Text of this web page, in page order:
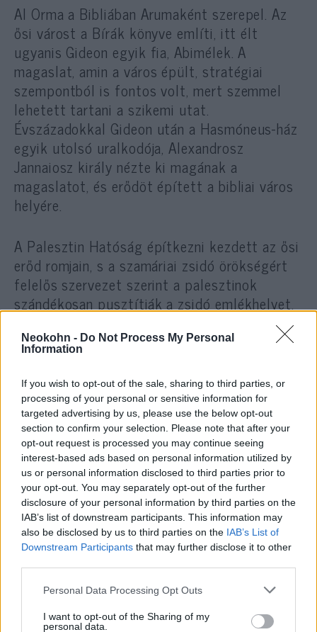
Neokohn - Do Not Process My Personal
Information
If you wish to opt-out of the sale, sharing to third parties, or
processing of your personal or sensitive information for
targeted advertising by us, please use the below opt-out
section to confirm your selection. Please note that after your
opt-out request is processed you may continue seeing
interest-based ads based on personal information utilized by
us or personal information disclosed to third parties prior to
your opt-out. You may separately opt-out of the further
disclosure of your personal information by third parties on the
IAB’s list of downstream participants. This information may
also be disclosed by us to third parties on the IAB’s List of
Downstream Participants that may further disclose it to other
Please note that this website/app uses one or more Google
not limited to your visit or usage behaviour. You may click to
Personal Data Processing Opt Outs
I want to opt-out of the Sharing of my
personal data.
Al Orma a Bibliában Arumaként szerepel. Az
ősi várost a Bírák könyve említi, itt élt
ugyanis Gideon egyik fia, Abimélek. A
magaslat, amin a város épült, stratégiai
szempontból is fontos volt, mert szemmel
lehetett tartani a szikemi utat.
Évszázadokkal Gideon után a Hasmóneus-ház
egyik utolsó uralkodója, Alexandrosz
Jannaiosz király nézte ki magának a
magaslatot, és erődöt épített a bibliai város
helyére.
A Palesztin Hatóság építkezni kezdett az ősi
erőd romjain, s a szamáriai zsidó örökségért
felelős szervezet szerint a palesztinok
szándékosan pusztítják a zsidó emlékhelyet.
A Hatóság ugyanis az erőd területén nagy
betontalapzatot öntött, hogy feltudjanak
állítani egy hatalmas palesztin zászlót. Az
ilyen építkezések ellehetetlenítik a későbbi
feltárásokat. Az zsidó szervezet szerint
„a palesztin vezetés háborút
folytat Izrael történelme ellen.”
A szervezet szerint a Júdea és Szamária
területén található történelmi helyszínek
95%-a teljesen ki vannak fosztva. Izrael
próbál egyezkedni, hogy feltárhassa a
palesztinok fennhatósága alatt levő